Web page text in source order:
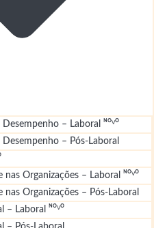
– Laboral ᴺᴼⱽᴼ
– Pós-Laboral
nas Organizações – Laboral ᴺᴼⱽᴼ
nas Organizações – Pós-Laboral
– Laboral ᴺᴼⱽᴼ